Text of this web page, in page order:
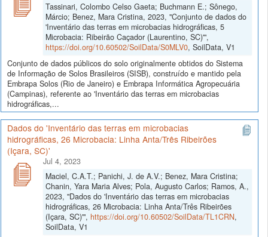
Tassinari, Colombo Celso Gaeta; Buchmann E.; Sônego,
Márcio; Benez, Mara Cristina, 2023, "Conjunto de dados do
'Inventário das terras em microbacias hidrográficas, 5
Microbacia: Ribeirão Caçador (Laurentino, SC)'",
https://doi.org/10.60502/SoilData/S0MLV0, SoilData, V1
Conjunto de dados públicos do solo originalmente obtidos do Sistema
de Informação de Solos Brasileiros (SISB), construído e mantido pela
Embrapa Solos (Rio de Janeiro) e Embrapa Informática Agropecuária
(Campinas), referente ao 'Inventário das terras em microbacias
hidrográficas,...
Dados do 'Inventário das terras em microbacias
hidrográficas, 26 Microbacia: Linha Anta/Três Ribeirões
(Içara, SC)'
Jul 4, 2023
Maciel, C.A.T.; Panichi, J. de A.V.; Benez, Mara Cristina;
Chanin, Yara Maria Alves; Pola, Augusto Carlos; Ramos, A.,
2023, "Dados do 'Inventário das terras em microbacias
hidrográficas, 26 Microbacia: Linha Anta/Três Ribeirões
(Içara, SC)'", https://doi.org/10.60502/SoilData/TL1CRN,
SoilData, V1